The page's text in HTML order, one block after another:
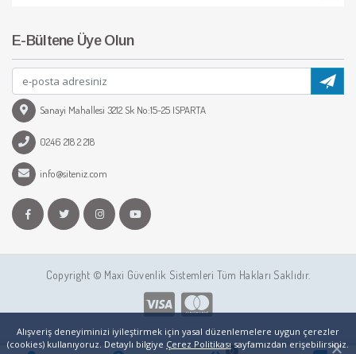
0
Alışveriş deneyiminizi iyileştirmek için yasal düzenlemelere uygun çerezler
(cookies) kullanıyoruz. Detaylı bilgiye Çerez Politikası sayfamızdan erişebilirsiniz.
E-Bültene Üye Olun
Sanayi Mahallesi 3212 Sk No:15-25 ISPARTA
0246 218 2 218
info@siteniz.com
Copyright © Maxi Güvenlik Sistemleri Tüm Hakları Saklıdır.